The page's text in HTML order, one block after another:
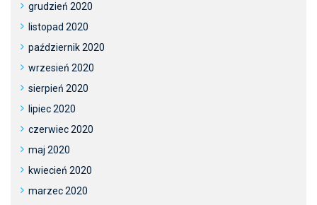
grudzień 2020
listopad 2020
październik 2020
wrzesień 2020
sierpień 2020
lipiec 2020
czerwiec 2020
maj 2020
kwiecień 2020
marzec 2020